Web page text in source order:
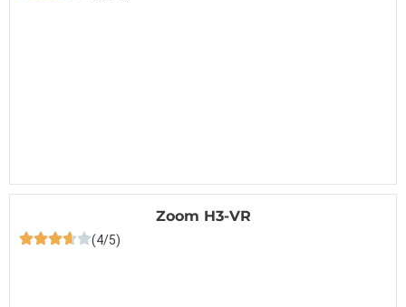
Zoom H3-VR
(4/5)